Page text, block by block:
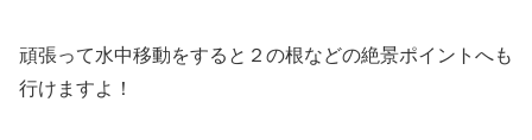
頑張って水中移動をすると２の根などの絶景ポイントへも
行けますよ！